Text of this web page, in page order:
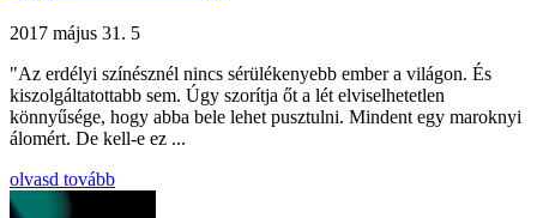
2017 május 31. 5
"Az erdélyi színésznél nincs sérülékenyebb ember a világon. És
kiszolgáltatottabb sem. Úgy szorítja őt a lét elviselhetetlen
könnyűsége, hogy abba bele lehet pusztulni. Mindent egy maroknyi
álomért. De kell-e ez ...
olvasd tovább